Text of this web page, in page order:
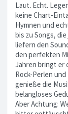
Laut. Echt.
keine Chart-
Hymnen und
bis zu Songs,
liefern den
den perfekten
Jahren bringt er
Rock-Perlen
genieße die
belangloses
Aber Achtung: